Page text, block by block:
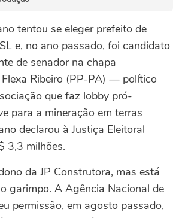
tentou se eleger prefeito de
e, no ano passado, foi candidato
de senador na chapa
Ribeiro (PP-PA) — político
que faz lobby pró-
para a mineração em terras
declarou à Justiça Eleitoral
3,3 milhões.
da JP Construtora, mas está
garimpo. A Agência Nacional de
permissão, em agosto passado,